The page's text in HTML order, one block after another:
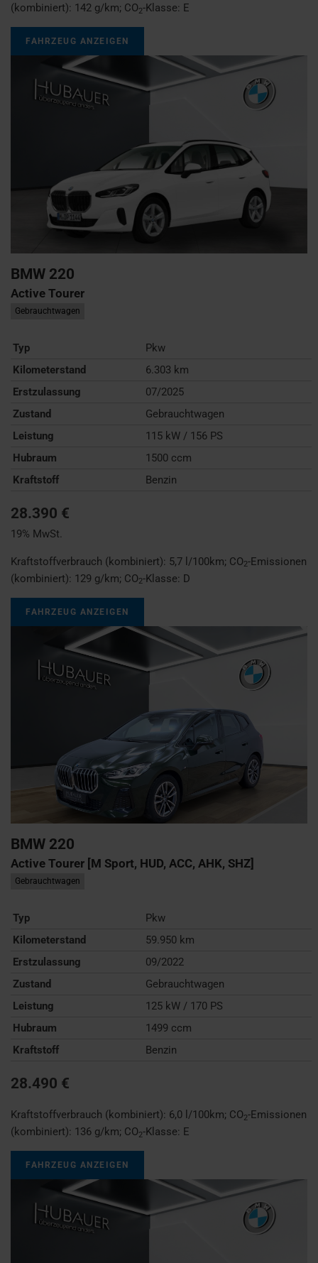
(kombiniert): 142 g/km; CO2-Klasse: E
FAHRZEUG ANZEIGEN
BMW 220
Active Tourer
Gebrauchtwagen
Typ
Pkw
Kilometerstand
6.303 km
Erstzulassung
07/2025
Zustand
Gebrauchtwagen
Leistung
115 kW / 156 PS
Hubraum
1500 ccm
Kraftstoff
Benzin
28.390 €
19% MwSt.
Kraftstoffverbrauch (kombiniert): 5,7 l/100km; CO2-Emissionen
(kombiniert): 129 g/km; CO2-Klasse: D
FAHRZEUG ANZEIGEN
BMW 220
Active Tourer [M Sport, HUD, ACC, AHK, SHZ]
Gebrauchtwagen
Typ
Pkw
Kilometerstand
59.950 km
Erstzulassung
09/2022
Zustand
Gebrauchtwagen
Leistung
125 kW / 170 PS
Hubraum
1499 ccm
Kraftstoff
Benzin
28.490 €
Kraftstoffverbrauch (kombiniert): 6,0 l/100km; CO2-Emissionen
(kombiniert): 136 g/km; CO2-Klasse: E
FAHRZEUG ANZEIGEN